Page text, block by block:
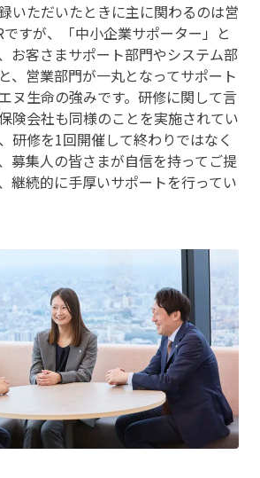
いただいたときに主に関わるのは営
すが、「中小企業サポーター」と
お客さまサポート部門やシステム部
、営業部門が一丸となってサポート
ヌ生命の強みです。研修に関して言
険会社も同様のことを実施されてい
研修を1回開催して終わりではなく
募集人の皆さまが自信を持ってご提
継続的に手厚いサポートを行ってい